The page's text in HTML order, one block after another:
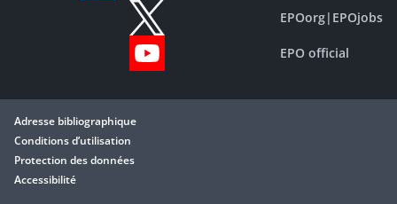
EPOorg| EPOjobs
EPO official
Adresse bibliographique
Conditions d’utilisation
Protection des données
Accessibilité